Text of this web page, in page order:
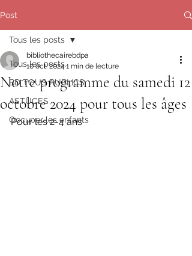
Post
Tous les posts
BD TOUS PUBLICS
ASTUCES
Occuper les enfants
Tous les posts
Notre programme du samedi 12
octobre 2024 pour tous les âges
bibliothecairebdpa
10 oct. 20241 min de lecture
Pour les 2-4 ans